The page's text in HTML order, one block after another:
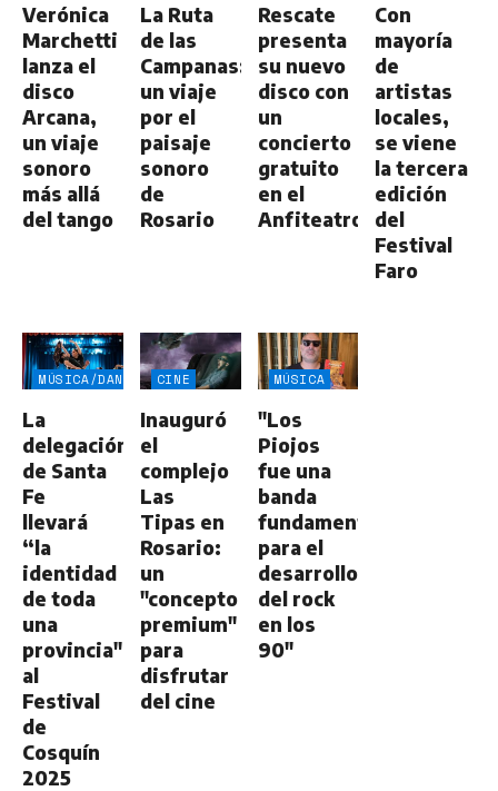
Verónica
Marchetti
lanza el
disco
Arcana,
un viaje
sonoro
más allá
del tango
La Ruta
de las
Campanas:
un viaje
por el
paisaje
sonoro
de
Rosario
Rescate
presenta
su nuevo
disco con
un
concierto
gratuito
en el
Anfiteatro
Con
mayoría
de
artistas
locales,
se viene
la tercera
edición
del
Festival
Faro
MÚSICA/DANZA
La
delegación
de Santa
Fe
llevará
“la
identidad
de toda
una
provincia"
al
Festival
de
Cosquín
2025
CINE
Inauguró
el
complejo
Las
Tipas en
Rosario:
un
"concepto
premium"
para
disfrutar
del cine
MÚSICA
"Los
Piojos
fue una
banda
fundamental
para el
desarrollo
del rock
en los
90"